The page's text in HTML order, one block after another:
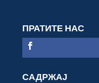
ПРАТИТЕ НАС
САДРЖАЈ